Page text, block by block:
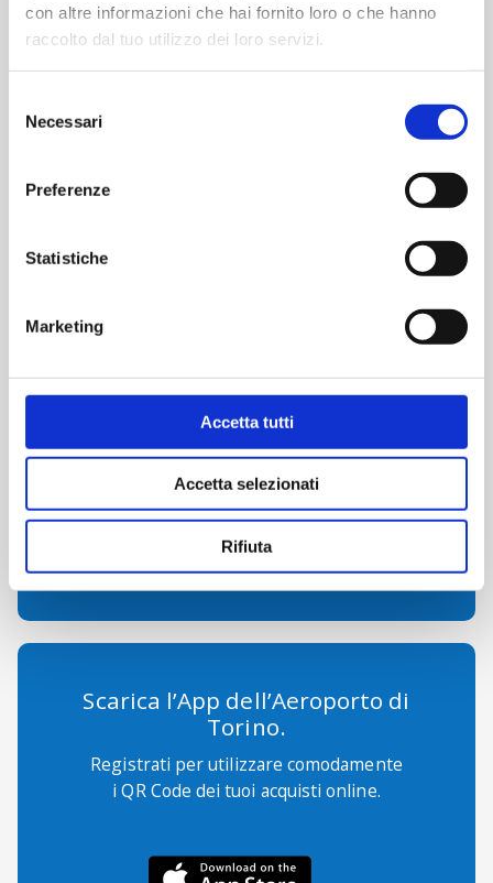
con altre informazioni che hai fornito loro o che hanno
raccolto dal tuo utilizzo dei loro servizi.
delNecessari
Preferenze
Statistiche
Marketing
Accetta tutti
Accetta selezionati
Rifiuta
Accedi con Google
Contattaci per informazioni
Scarica l’App dell’Aeroporto di
Torino.
Registrati per utilizzare comodamente
i QR Code dei tuoi acquisti online.